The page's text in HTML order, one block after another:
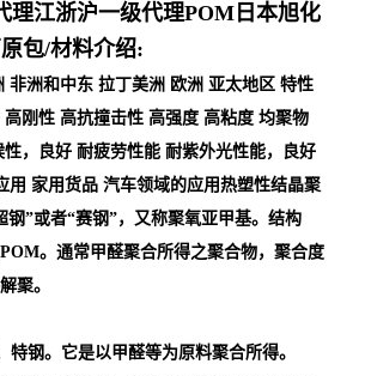
理江浙沪一级代理POM日本旭化
包/材料介绍:
非洲和中东 拉丁美洲 欧洲 亚太地区 特性
高刚性 高抗撞击性 高强度 高粘度 均聚物
，良好 耐疲劳性能 耐紫外光性能，良好
用 家用货品 汽车领域的应用热塑性结晶聚
钢”或者“赛钢”，又称聚氧亚甲基。结构
。通常甲醛聚合所得之聚合物，聚合度
聚。
特钢。它是以甲醛等为原料聚合所得。